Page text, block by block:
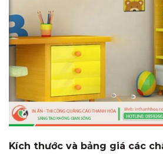
Kích thước và bảng giá các